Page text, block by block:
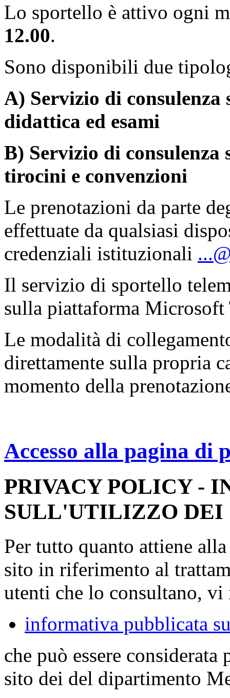
Lo sportello è attivo ogni
12.00.
Sono disponibili due
A) Servizio di
didattica ed esami
B) Servizio di consulenza
tirocini e convenzioni
Le prenotazioni da parte
effettuate da qualsiasi
credenziali istituzionali
Il servizio di sportello
sulla piattaforma Microsoft
Le modalità di
direttamente sulla propria
momento della
Accesso alla pagina di
PRIVACY POLICY -
SULL'UTILIZZO DEI
Per tutto quanto attiene
sito in riferimento al
utenti che lo consultano,
informativa pubblicata
che può essere
sito dei del dipartimento